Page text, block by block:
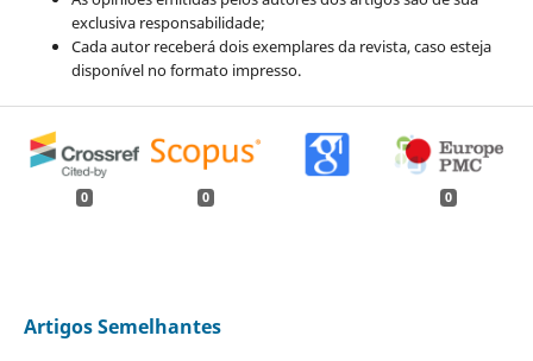
exclusiva responsabilidade;
Cada autor receberá dois exemplares da revista, caso esteja
disponível no formato impresso.
0 0 0
Artigos Semelhantes